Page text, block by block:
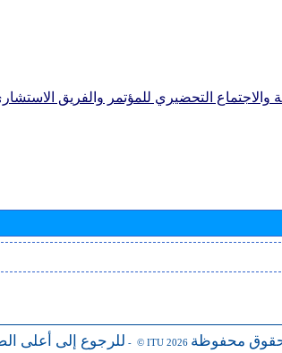
التحضيري للمؤتمر والفريق
للرجوع إلى أعلى - © ITU 2026 محفوظة